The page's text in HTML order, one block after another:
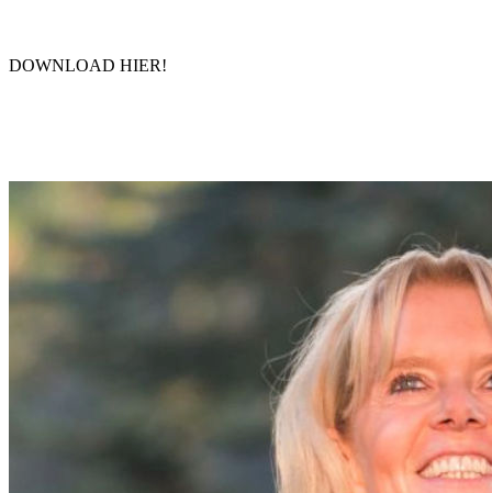
DOWNLOAD HIER!